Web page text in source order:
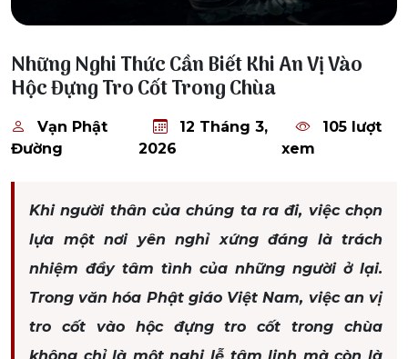
Những Nghi Thức Cần Biết Khi An Vị Vào
Hộc Đựng Tro Cốt Trong Chùa
Vạn Phật
Đường
12 Tháng 3,
2026
105 lượt
xem
Khi người thân của chúng ta ra đi, việc chọn
lựa một nơi yên nghỉ xứng đáng là trách
nhiệm đầy tâm tình của những người ở lại.
Trong văn hóa Phật giáo Việt Nam, việc an vị
tro cốt vào hộc đựng tro cốt trong chùa
không chỉ là một nghi lễ tâm linh mà còn là